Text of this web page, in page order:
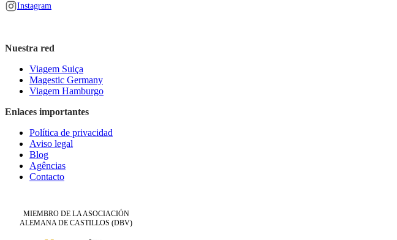
Instagram
Nuestra red
Viagem Suiça
Magestic Germany
Viagem Hamburgo
Enlaces importantes
Política de privacidad
Aviso legal
Blog
Agências
Contacto
MIEMBRO DE LA ASOCIACIÓN
ALEMANA DE CASTILLOS (DBV)